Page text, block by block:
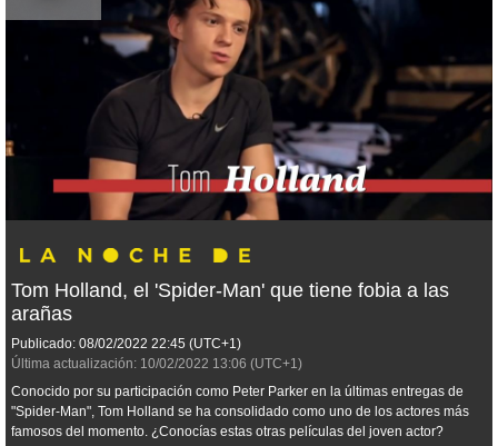
Tom Holland, el 'Spider-Man' que tiene fobia a las
arañas
Publicado: 08/02/2022 22:45 (UTC+1)
Última actualización: 10/02/2022 13:06 (UTC+1)
Conocido por su participación como Peter Parker en la últimas entregas de
"Spider-Man", Tom Holland se ha consolidado como uno de los actores más
famosos del momento. ¿Conocías estas otras películas del joven actor?